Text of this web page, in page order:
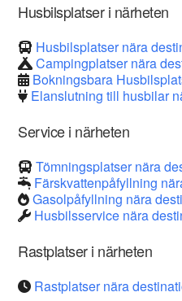
Husbilsplatser i närheten
Husbilsplatser nära
Campingplatser nära
Bokningsbara
Elanslutning till husbilar
Service i närheten
Tömningsplatser nära
Färskvattenpåfyllning
Gasolpåfyllning nära
Husbilsservice nära
Rastplatser i närheten
Rastplatser nära